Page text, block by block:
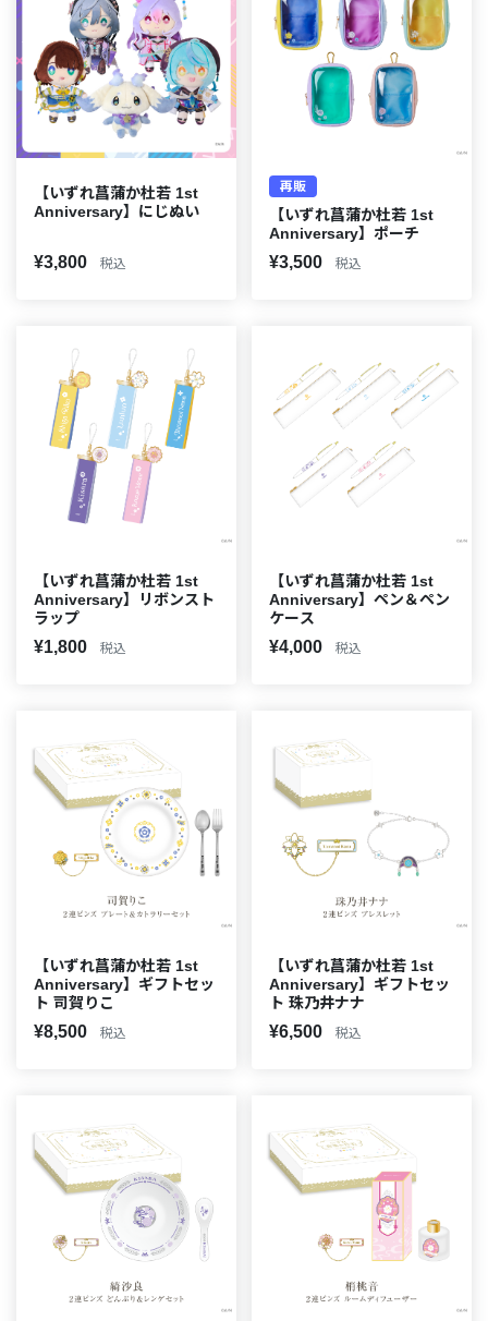
【いずれ菖蒲か杜若 1st
Anniversary】にじぬい
¥3,800 税込
再販
【いずれ菖蒲か杜若 1st
Anniversary】ポーチ
¥3,500 税込
【いずれ菖蒲か杜若 1st
Anniversary】リボンスト
ラップ
¥1,800 税込
【いずれ菖蒲か杜若 1st
Anniversary】ペン＆ペン
ケース
¥4,000 税込
【いずれ菖蒲か杜若 1st
Anniversary】ギフトセッ
ト 司賀りこ
¥8,500 税込
【いずれ菖蒲か杜若 1st
Anniversary】ギフトセッ
ト 珠乃井ナナ
¥6,500 税込